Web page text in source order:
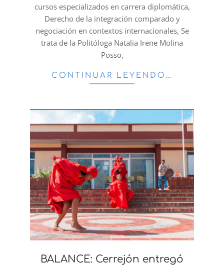
cursos especializados en carrera diplomática,
Derecho de la integración comparado y
negociación en contextos internacionales, Se
trata de la Politóloga Natalia Irene Molina
Posso,
CONTINUAR LEYENDO…
BALANCE: Cerrejón entregó